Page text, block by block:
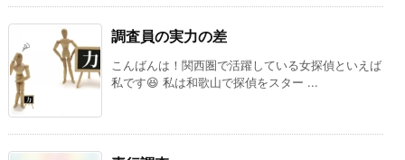
調査員の実力の差
こんばんは！関西圏で活躍している女探偵といえば
私です😆 私は和歌山で探偵をスター ...